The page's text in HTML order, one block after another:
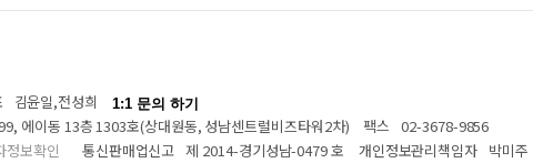
김윤일,전성희 1:1 문의 하기
에이동 13층 1303호(상대원동, 성남센트럴비즈타워2차) 팩스 02-3678-9856
정보확인 통신판매업신고 제 2014-경기성남-0479 호 개인정보관리책임자 박미주